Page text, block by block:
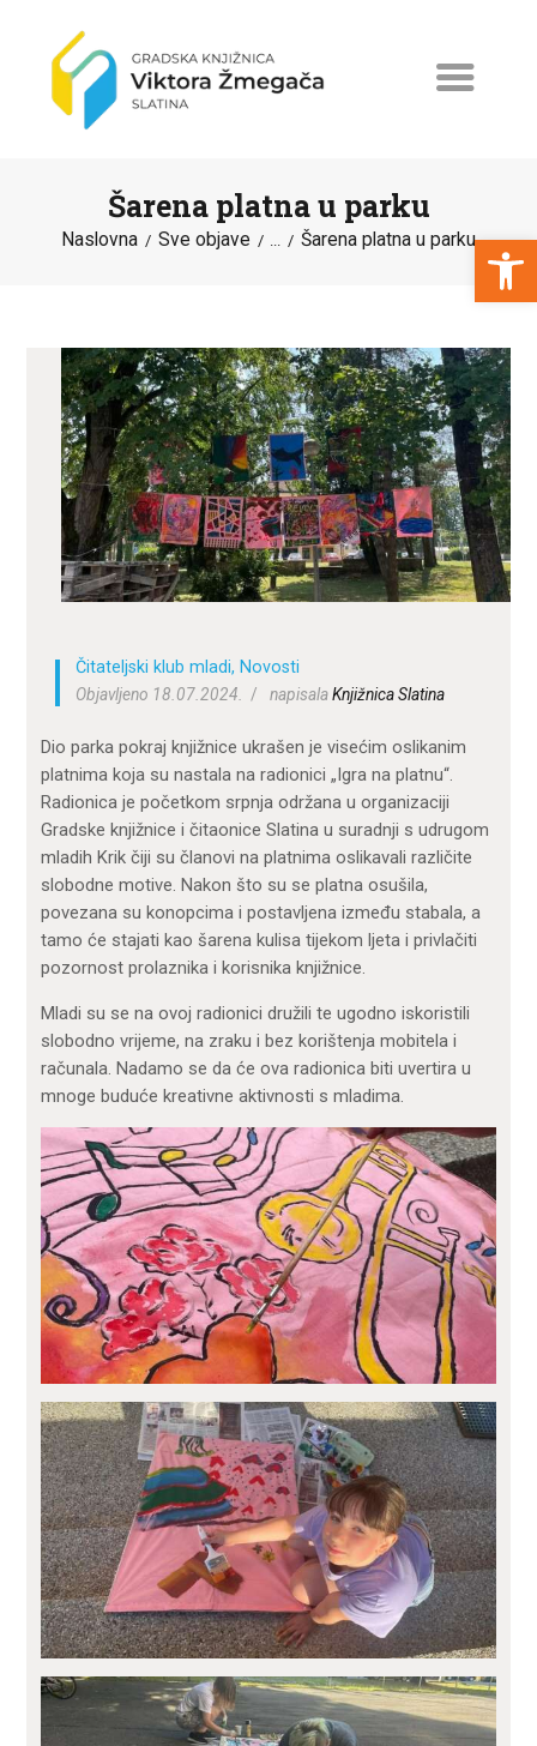
Open toolbar
Šarena platna u parku
Naslovna Sve objave ... Šarena platna u parku
NOVOSTI
ERASMUS+
PROGRAMI I PROJEKTI
KATALOG
O KNJIŽNICI
ZA KORISNIKE
ODJELI
DOKUMENTI
KONTAKT
Čitateljski klub mladi, Novosti
Objavljeno 18.07.2024.
napisalaKnjižnica Slatina
Dio parka pokraj knjižnice ukrašen je visećim oslikanim
platnima koja su nastala na radionici „Igra na platnu“.
Radionica je početkom srpnja održana u organizaciji
Gradske knjižnice i čitaonice Slatina u suradnji s udrugom
mladih Krik čiji su članovi na platnima oslikavali različite
slobodne motive. Nakon što su se platna osušila,
povezana su konopcima i postavljena između stabala, a
tamo će stajati kao šarena kulisa tijekom ljeta i privlačiti
pozornost prolaznika i korisnika knjižnice.
Mladi su se na ovoj radionici družili te ugodno iskoristili
slobodno vrijeme, na zraku i bez korištenja mobitela i
računala. Nadamo se da će ova radionica biti uvertira u
mnoge buduće kreativne aktivnosti s mladima.